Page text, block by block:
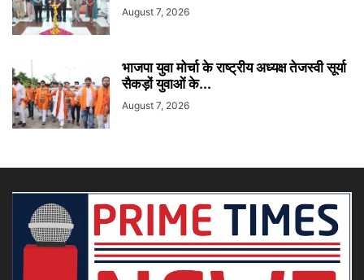
August 7, 2026
भाजपा युवा मोर्चा के राष्ट्रीय अध्यक्ष तेजस्वी सूर्या
सैकड़ों युवाओं के...
August 7, 2026